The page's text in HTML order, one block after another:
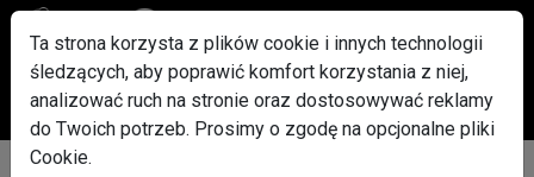
Po rejestracji każdy użytkownik otrzyma w Gratisie pakiet
ogłoszeń Promowanych
Ta strona korzysta z plików cookie i innych technologii
śledzących, aby poprawić komfort korzystania z niej,
analizować ruch na stronie oraz dostosowywać reklamy
do Twoich potrzeb. Prosimy o zgodę na opcjonalne pliki
Cookie.